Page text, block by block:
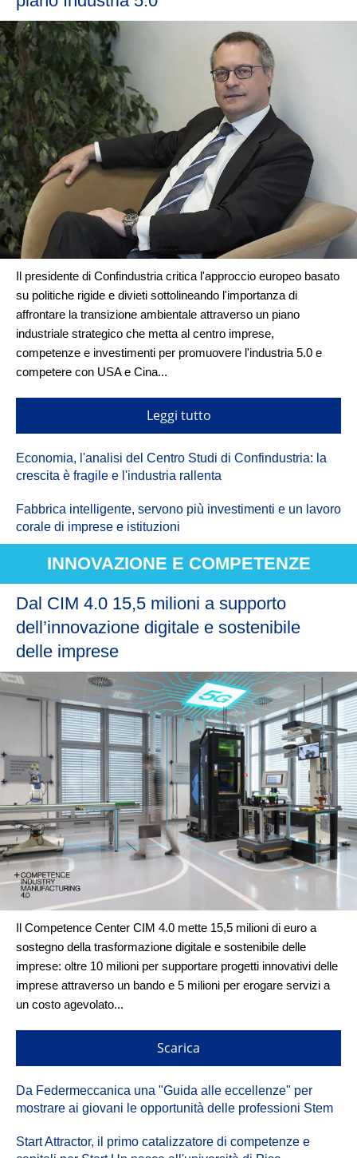
Il presidente di Confindustria critica l'approccio europeo basato
su politiche rigide e divieti sottolineando l'importanza di
affrontare la transizione ambientale attraverso un piano
industriale strategico che metta al centro imprese,
competenze e investimenti per promuovere l'industria 5.0 e
competere con USA e Cina...
Leggi tutto
Economia, l'analisi del Centro Studi di Confindustria: la
crescita è fragile e l'industria rallenta
Fabbrica intelligente, servono più investimenti e un lavoro
corale di imprese e istituzioni
INNOVAZIONE E COMPETENZE
Dal CIM 4.0 15,5 milioni a supporto
dell’innovazione digitale e sostenibile
delle imprese
Il Competence Center CIM 4.0 mette 15,5 milioni di euro a
sostegno della trasformazione digitale e sostenibile delle
imprese: oltre 10 milioni per supportare progetti innovativi delle
imprese attraverso un bando e 5 milioni per erogare servizi a
un costo agevolato...
Scarica
Da Federmeccanica una "Guida alle eccellenze" per
mostrare ai giovani le opportunità delle professioni Stem
Start Attractor, il primo catalizzatore di competenze e